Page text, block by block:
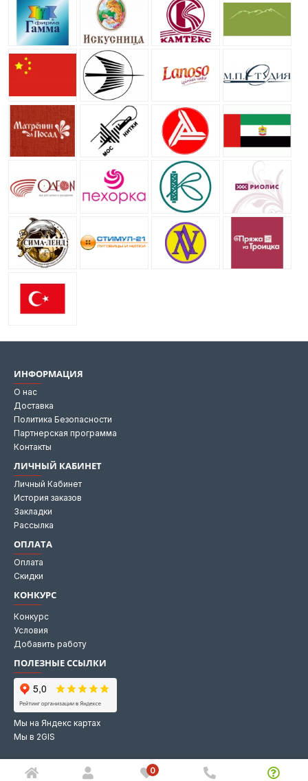
0
ИНФОРМАЦИЯ
О нас
Доставка
Политика Безопасности
Партнерская программа
Контакты
ЛИЧНЫЙ КАБИНЕТ
Личный Кабинет
История заказов
Закладки
Рассылка
ОПЛАТА
Оплата
Скидки
КОНКУРС
Конкурс
Условия
Добавить работу
ПОЛЕЗНЫЕ ССЫЛКИ
Мы на Яндекс картах
Мы в 2GIS